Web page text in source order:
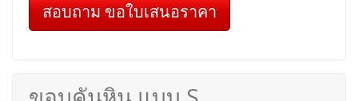
สอบถาม ขอใบเสนอราคา